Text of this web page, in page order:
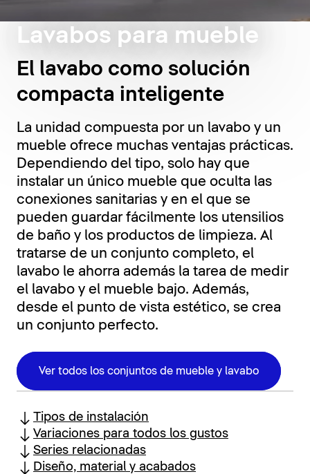
Lavabos para mueble
El lavabo como solución
compacta inteligente
La unidad compuesta por un lavabo y un
mueble ofrece muchas ventajas prácticas.
Dependiendo del tipo, solo hay que
instalar un único mueble que oculta las
conexiones sanitarias y en el que se
pueden guardar fácilmente los utensilios
de baño y los productos de limpieza. Al
tratarse de un conjunto completo, el
lavabo le ahorra además la tarea de medir
el lavabo y el mueble bajo. Además,
desde el punto de vista estético, se crea
un conjunto perfecto.
Ver todos los conjuntos de mueble y lavabo
Tipos de instalación
Variaciones para todos los gustos
Series relacionadas
Diseño, material y acabados